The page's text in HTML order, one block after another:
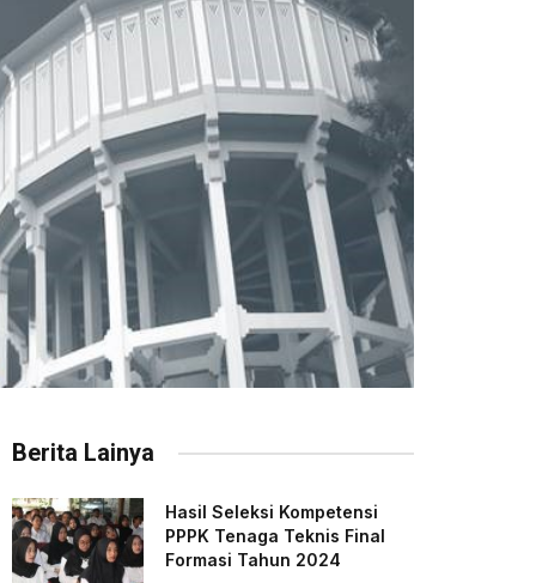
Berita Lainya
Hasil Seleksi Kompetensi
PPPK Tenaga Teknis Final
Formasi Tahun 2024